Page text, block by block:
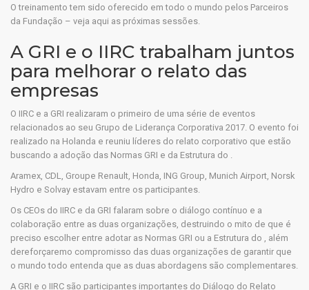
O treinamento tem sido oferecido em todo o mundo pelos Parceiros
da Fundação – veja aqui as próximas sessões.
A GRI e o IIRC trabalham juntos
para melhorar o relato das
empresas
O IIRC e a GRI realizaram o primeiro de uma série de eventos
relacionados ao seu Grupo de Liderança Corporativa 2017. O evento foi
realizado na Holanda e reuniu líderes do relato corporativo que estão
buscando a adoção das Normas GRI e da Estrutura do .
Aramex, CDL, Groupe Renault, Honda, ING Group, Munich Airport, Norsk
Hydro e Solvay estavam entre os participantes.
Os CEOs do IIRC e da GRI falaram sobre o diálogo contínuo e a
colaboração entre as duas organizações, destruindo o mito de que é
preciso escolher entre adotar as Normas GRI ou a Estrutura do , além
dereforçaremo compromisso das duas organizações de garantir que
o mundo todo entenda que as duas abordagens são complementares.
A GRI e o IIRC são participantes importantes do Diálogo do Relato